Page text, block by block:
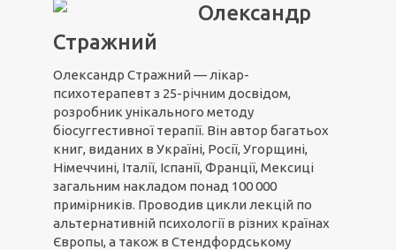
Олександр
Стражний
Олександр Стражний — лікар-
психотерапевт з 25-річним досвідом,
розробник унікального методу
біосуггестивної терапії. Він автор багатьох
книг, виданих в Україні, Росії, Угорщині,
Німеччині, Італії, Іспанії, Франції, Мексиці
загальним накладом понад 100 000
примірників. Проводив цикли лекцій по
альтернативній психології в різних країнах
Європы, а також в Стендфордському